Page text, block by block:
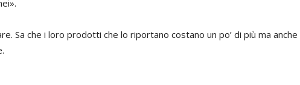
Sa che i loro prodotti che lo riportano costano un po’ di più ma anche